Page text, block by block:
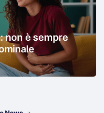
non è sempre